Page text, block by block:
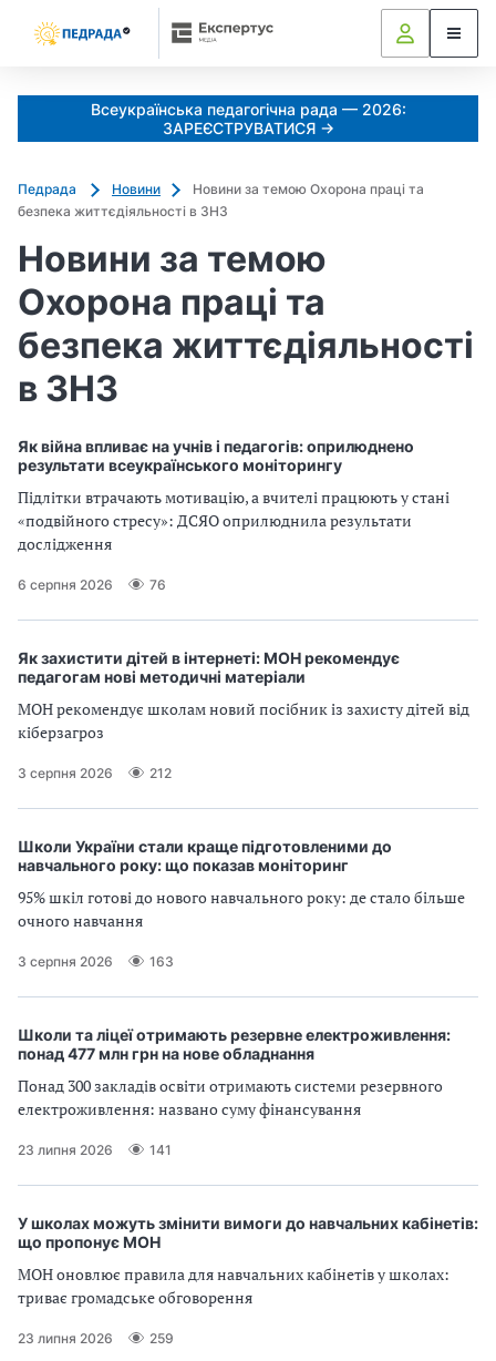
Всеукраїнська педагогічна рада — 2026:
ЗАРЕЄСТРУВАТИСЯ →
Педрада Новини
Новини за темою Охорона праці та
безпека життєдіяльності в ЗНЗ
Новини за темою
Охорона праці та
безпека життєдіяльності
в ЗНЗ
Як війна впливає на учнів і педагогів: оприлюднено
результати всеукраїнського моніторингу
Підлітки втрачають мотивацію, а вчителі працюють у стані
«подвійного стресу»: ДСЯО оприлюднила результати
дослідження
6 серпня 2026 76
Як захистити дітей в інтернеті: МОН рекомендує
педагогам нові методичні матеріали
МОН рекомендує школам новий посібник із захисту дітей від
кіберзагроз
3 серпня 2026 212
Школи України стали краще підготовленими до
навчального року: що показав моніторинг
95% шкіл готові до нового навчального року: де стало більше
очного навчання
3 серпня 2026 163
Школи та ліцеї отримають резервне електроживлення:
понад 477 млн грн на нове обладнання
Понад 300 закладів освіти отримають системи резервного
електроживлення: названо суму фінансування
23 липня 2026 141
У школах можуть змінити вимоги до навчальних кабінетів:
що пропонує МОН
МОН оновлює правила для навчальних кабінетів у школах:
триває громадське обговорення
23 липня 2026 259